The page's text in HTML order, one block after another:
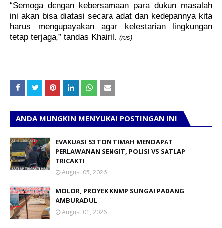
“Semoga dengan kebersamaan para dukun masalah
ini akan bisa diatasi secara adat dan kedepannya kita
harus mengupayakan agar kelestarian lingkungan
tetap terjaga,” tandas Khairil. (rus)
ANDA MUNGKIN MENYUKAI POSTINGAN INI
EVAKUASI 53 TON TIMAH MENDAPAT
PERLAWANAN SENGIT, POLISI VS SATLAP
TRICAKTI
August 05, 2026
MOLOR, PROYEK KNMP SUNGAI PADANG
AMBURADUL
August 01, 2026